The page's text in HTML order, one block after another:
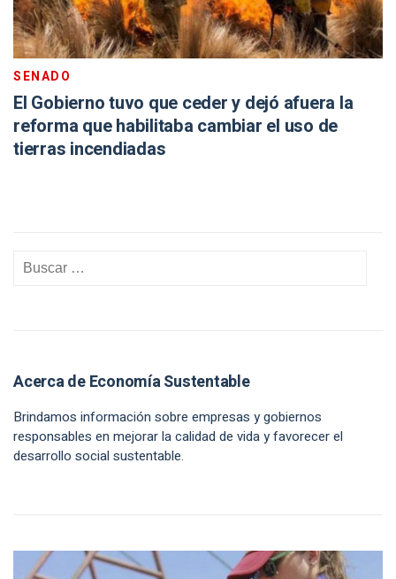
SENADO
El Gobierno tuvo que ceder y dejó afuera la
reforma que habilitaba cambiar el uso de
tierras incendiadas
Acerca de Economía Sustentable
Brindamos información sobre empresas y gobiernos
responsables en mejorar la calidad de vida y favorecer el
desarrollo social sustentable.